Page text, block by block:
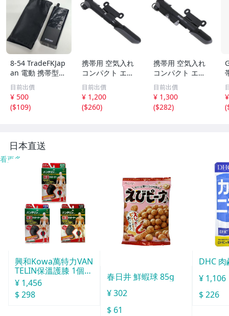
8-54 TradeFKJap
an 電動 携帯型
エアポンプ KUKII
RE スマート 空気
入れ 自転車 バイ
ク 車 他 コンパク
目前出價
¥ 500
($109)
携帯用 空気入れ
コンパクト エア
ポンプ ゲージ 付
き 仏式 米式 対応
GIYO GP-42S ア
ダプター内蔵型
目前出價
¥ 1,200
($260)
携帯用 空気入れ
コンパクト エア
ポンプ ゲージ 付
き 仏式 米式 対応
GIYO GP-41S ア
ダプター内蔵型
目前出價
¥ 1,300
($282)
(
日本直送
看更多
興和Kowa萬特力VAN
TELIN保溫護膝 1個入
L
¥ 1,456
$ 298
春日井 鮮蝦球 85g
¥ 302
$ 61
DHC
¥ 1,106
$ 226